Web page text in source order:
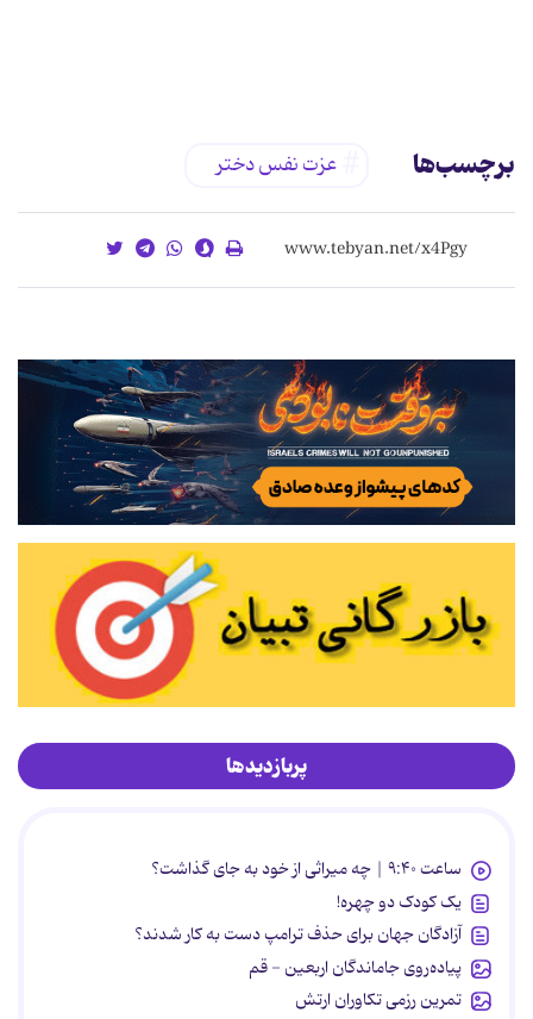
برچسب‌ها عزت نفس دختر
پربازدیدها
ساعت ۹:۴۰ | چه میراثی از خود به جای گذاشت؟
یک کودک دو چهره!
آزادگان جهان برای حذف ترامپ دست به کار شدند؟
پیاده‌روی جاماندگان اربعین - قم
تمرین رزمی تکاوران ارتش